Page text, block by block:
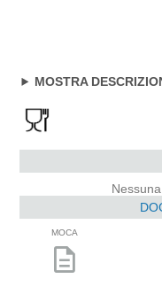
MOSTRA
MOCA
description